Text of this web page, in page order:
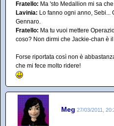
Fratello: Ma 'sto Medallion mi sa
Lavinia: Lo fanno ogni anno, Sebi...
Gennaro.
Fratello: Ma tu vuoi mettere
coso? Non dirmi che Jackie-chan è
Forse riportata così non è
che mi fece molto ridere!
Meg 27/03/2011,